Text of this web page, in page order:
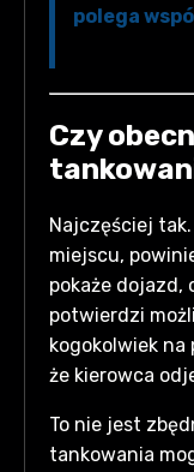
polega
Czy
Najczęściej
miejscu,
pokaże dojazd,
potwierdzi
kogokolwiek
że kierowca
To nie jest
tankowania